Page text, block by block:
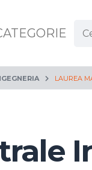
LAUREA